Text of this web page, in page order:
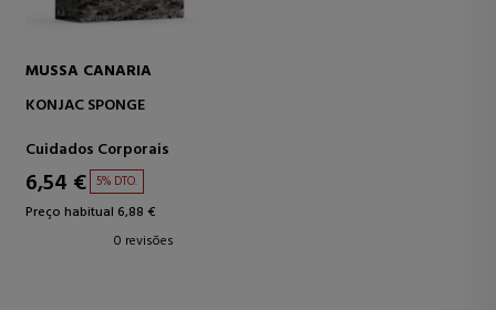
MUSSA CANARIA
KONJAC SPONGE
Cuidados Corporais
6,54 € 5% DTO.
Preço habitual 6,88 €
0 revisões